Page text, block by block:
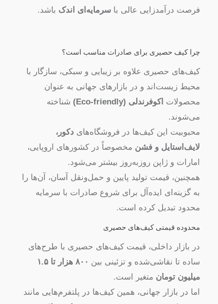
فرصت درآمدزایی عالی باسرمایه‌ای اندک باشد.
چرا کیف حصیری برای صادرات مناسب است؟
کیف‌های حصیری علاوه بر زیبایی و سبکی، سازگار با
محیط زیست‌اند و در بازارهای جهانی به عنوان
محصولات اکو‌فرندلی (Eco-friendly)
شناخته
می‌شوند.
محبوبیت این کیف‌ها در فروشگاه‌هایدکور،
لایف‌استایل و فشن مخصوصاً در کشورهای اروپایی،
امارات و ژاپن روزبه‌روز بیشتر می‌شود.
همچنین، قیمت تولید پایین و حمل‌ونقل آسان، آن‌ها را
به گزینه‌ای ایده‌آل برای شروع صادرات با سرمایه
محدود تبدیل کرده است.
محدوده قیمتی کیف‌های حصیری
در بازار داخلی، قیمت کیف‌های حصیری با طرح‌های
ساده تا نقاشی‌شده و تزئینی بین
۸۰۰ هزار تا ۱.۵
میلیون تومان متغیر است.
اما در بازار جهانی، همین کیف‌ها در پلتفرم‌هایی مانند